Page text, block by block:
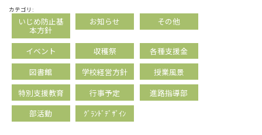
カテゴリ:
いじめ防止基
本方針
お知らせ その他
イベント 収穫祭
各種支援金
図書館
学校経営方針
授業風景
特別支援教育
行事予定
進路指導部
部活動
ｸﾞﾗﾝﾄﾞﾃﾞｻﾞｲﾝ